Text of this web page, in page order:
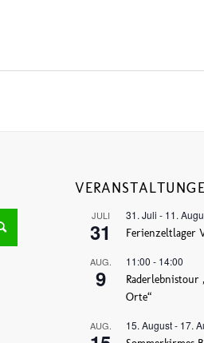
JULI
31
31. Juli - 11.
Ferienzeltlager
AUG.
9
11:00 - 14:00
Orte“
AUG. 15. August- 17.